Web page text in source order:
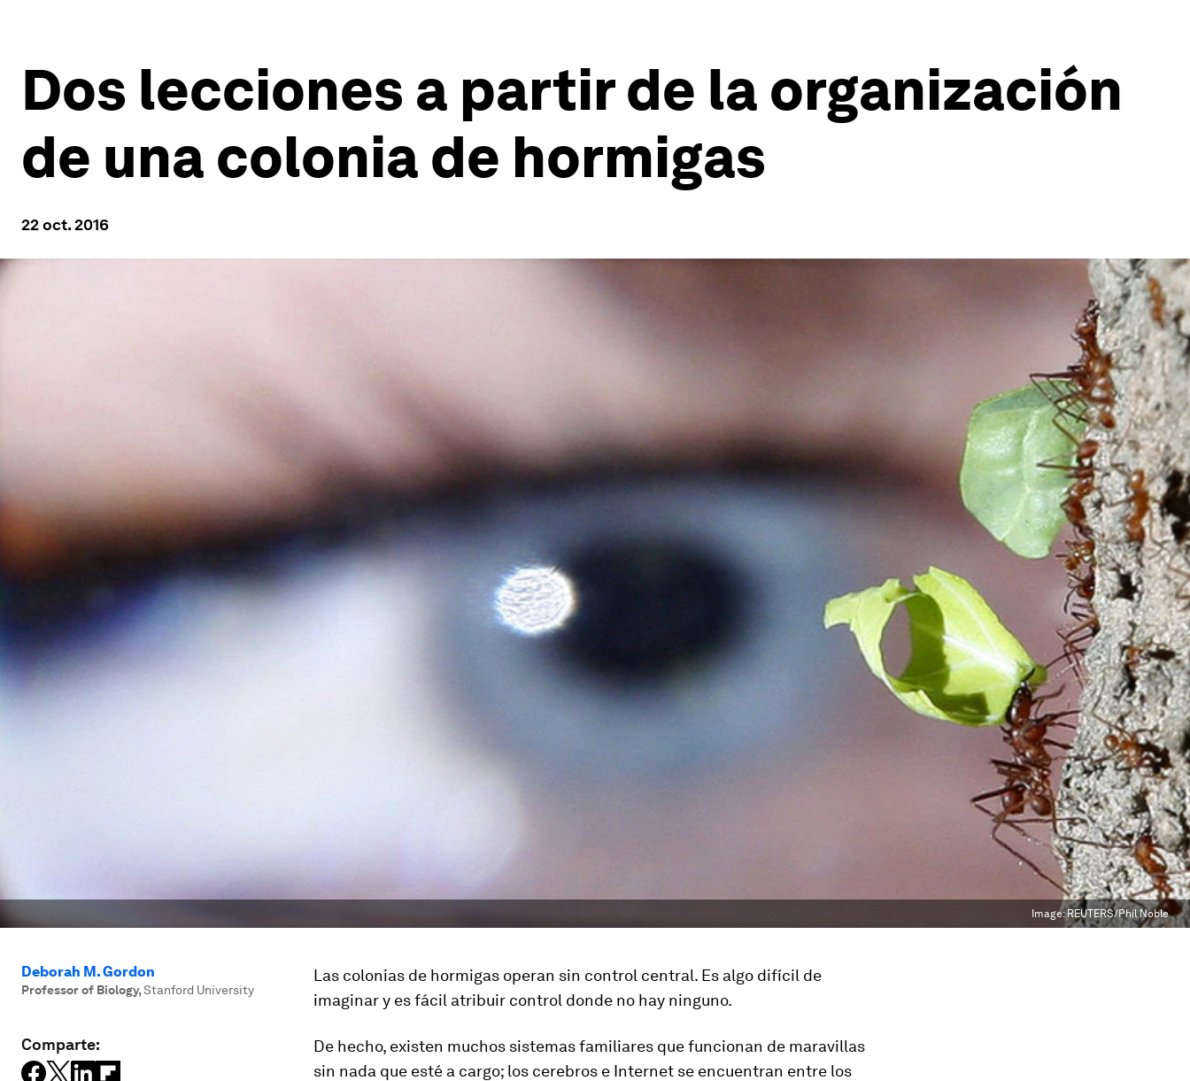
Dos lecciones a partir de la organización
de una colonia de hormigas
22 oct. 2016
Image:REUTERS/Phil Noble
Deborah M. Gordon
Professor of Biology,Stanford University
Comparte:
Las colonias de hormigas operan sin control central. Es algo difícil de
imaginar y es fácil atribuir control donde no hay ninguno.
De hecho, existen muchos sistemas familiares que funcionan de maravillas
sin nada que esté a cargo; los cerebros e Internet se encuentran entre los